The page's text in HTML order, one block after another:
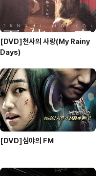
[DVD]천사의 사랑(My Rainy
Days)
[DVD]심야의 FM